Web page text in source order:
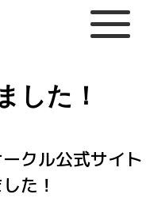
した！
クル公式サイト
た！